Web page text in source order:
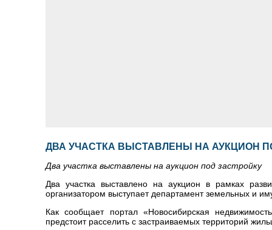
ДВА УЧАСТКА ВЫСТАВЛЕНЫ НА АУКЦИОН
Два участка выставлены на аукцион под застройку
Два участка выставлено на аукцион в рамках
организатором выступает департамент земельных и
Как сообщает портал «Новосибирская
предстоит расселить с застраиваемых территорий